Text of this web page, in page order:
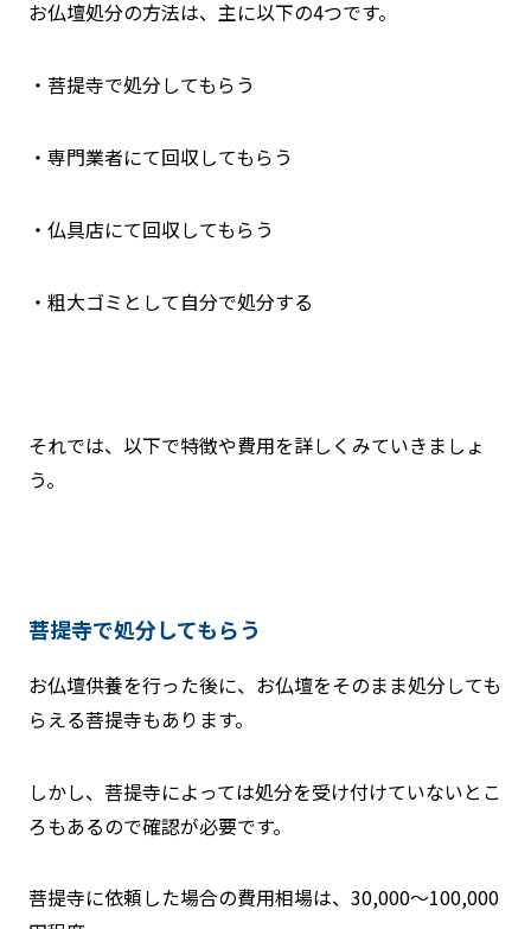
お仏壇処分の方法は、主に以下の4つです。
・菩提寺で処分してもらう
・専門業者にて回収してもらう
・仏具店にて回収してもらう
・粗大ゴミとして自分で処分する
それでは、以下で特徴や費用を詳しくみていきましょ
う。
菩提寺で処分してもらう
お仏壇供養を行った後に、お仏壇をそのまま処分しても
らえる菩提寺もあります。
しかし、菩提寺によっては処分を受け付けていないとこ
ろもあるので確認が必要です。
菩提寺に依頼した場合の費用相場は、30,000〜100,000